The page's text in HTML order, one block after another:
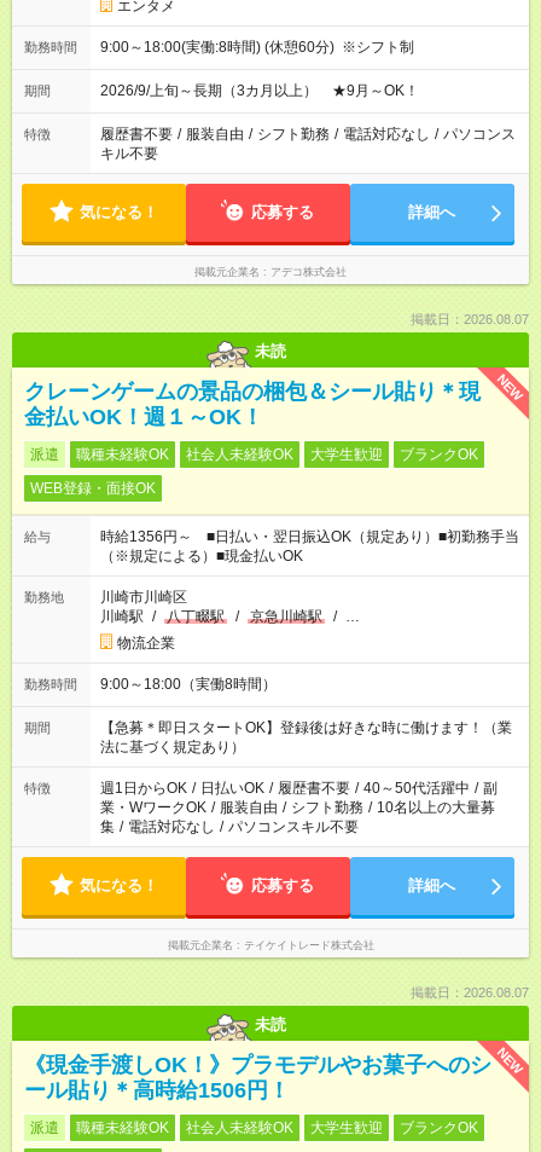
エンタメ
勤務時間 9:00～18:00(実働:8時間) (休憩60分) ※シフト制
期間 2026/9/上旬～長期（3カ月以上） ★9月～OK！
特徴 履歴書不要 / 服装自由 / シフト勤務 / 電話対応なし / パソコンス
キル不要
気になる！ 応募する 詳細へ
掲載元企業名 アデコ株式会社
掲載日：2026.08.07
未読
NEW
クレーンゲームの景品の梱包＆シール貼り＊現
金払いOK！週１～OK！
派遣 職種未経験OK 社会人未経験OK 大学生歓迎
ブランクOK
WEB登録・面接OK
給与
時給1356円～ ■日払い・翌日振込OK（規定あり）■初勤務手当
（※規定による）■現金払いOK
勤務地
川崎市川崎区
川崎駅 / 八丁畷駅 / 京急川崎駅 / …
物流企業
勤務時間 9:00～18:00（実働8時間）
期間
【急募＊即日スタートOK】登録後は好きな時に働けます！（業
法に基づく規定あり）
特徴 週1日からOK / 日払いOK / 履歴書不要 / 40～50代活躍中 / 副
業・WワークOK / 服装自由 / シフト勤務 / 10名以上の大量募
集 / 電話対応なし / パソコンスキル不要
気になる！ 応募する 詳細へ
掲載元企業名 テイケイトレード株式会社
掲載日：2026.08.07
未読
NEW
《現金手渡しOK！》プラモデルやお菓子へのシ
ール貼り＊高時給1506円！
派遣 職種未経験OK 社会人未経験OK 大学生歓迎
ブランクOK